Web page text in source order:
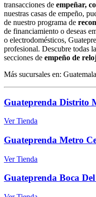
transacciones de empeñar,
nuestras casas de empeño,
de nuestro programa de
de financiamiento o deseas
o electrodomésticos,
profesional. Descubre todas
secciones de empeño de
Más sucursales en: Guatemala
Guateprenda Distrito
Ver Tienda
Guateprenda Metro
Ver Tienda
Guateprenda Boca